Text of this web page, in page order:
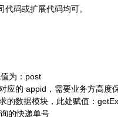
码或扩展代码均可。
为：post
应的 appid，需要业务方高度
的数据模块，此处赋值：
的快递单号